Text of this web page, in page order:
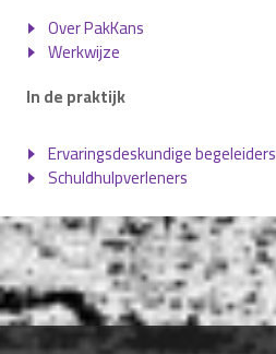
Over PakKans
Werkwijze
In de praktijk
Ervaringsdeskundige begeleiders
Schuldhulpverleners